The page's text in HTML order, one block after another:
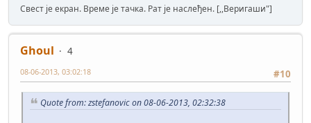
Свест је екран. Време је тачка. Рат је наслеђен. [,,Веригаши"]
Ghoul
4
#10
08-06-2013, 03:02:18
Quote from: zstefanovic on 08-06-2013, 02:32:38